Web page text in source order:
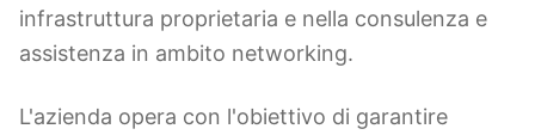
infrastruttura proprietaria e nella consulenza e
assistenza in ambito networking.
L'azienda opera con l'obiettivo di garantire